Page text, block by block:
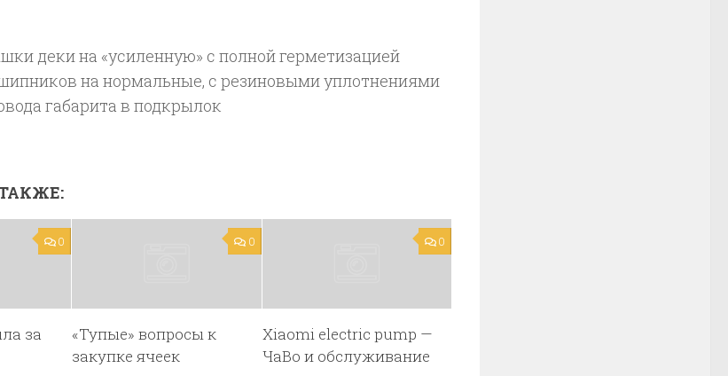
деки на «усиленную» с полной герметизацией
на нормальные, с резиновыми уплотнениями
габарита в подкрылок
0
за
0
«Тупые» вопросы к
закупке ячеек
0
Xiaomi electric pump —
ЧаВо и обслуживание